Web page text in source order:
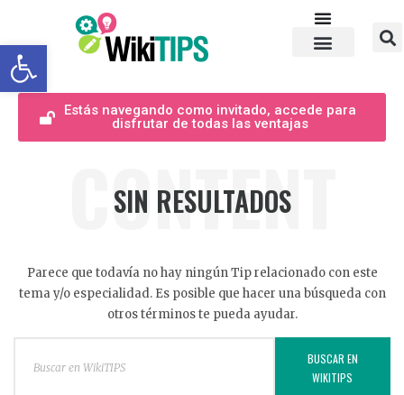
Abrir barra de herramientas
Estás navegando como invitado, accede para
disfrutar de todas las ventajas
CONTENT
SIN RESULTADOS
Parece que todavía no hay ningún Tip relacionado con este
tema y/o especialidad. Es posible que hacer una búsqueda con
otros términos te pueda ayudar.
BUSCAR EN
WIKITIPS